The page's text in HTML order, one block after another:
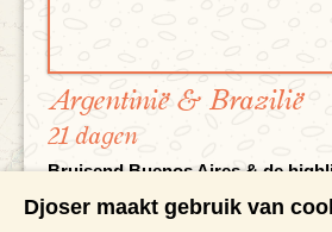
Argentinië & Brazilië
21 dagen
Bruisend Buenos Aires & de
Verlies jezelf in de bruisende
Djoser maakt gebruik van